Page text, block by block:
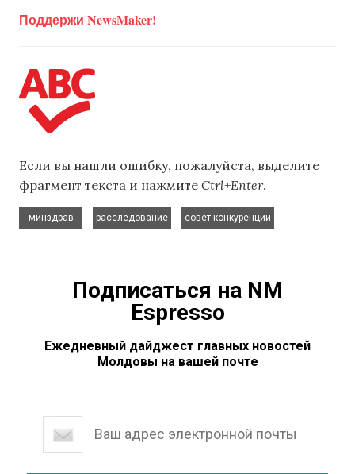
Поддержи NewsMaker!
Если вы нашли ошибку, пожалуйста, выделите
фрагмент текста и нажмите Ctrl+Enter.
минздрав
расследование
совет конкуренции
Подписаться на NM
Espresso
Ежедневный дайджест главных новостей
Молдовы на вашей почте